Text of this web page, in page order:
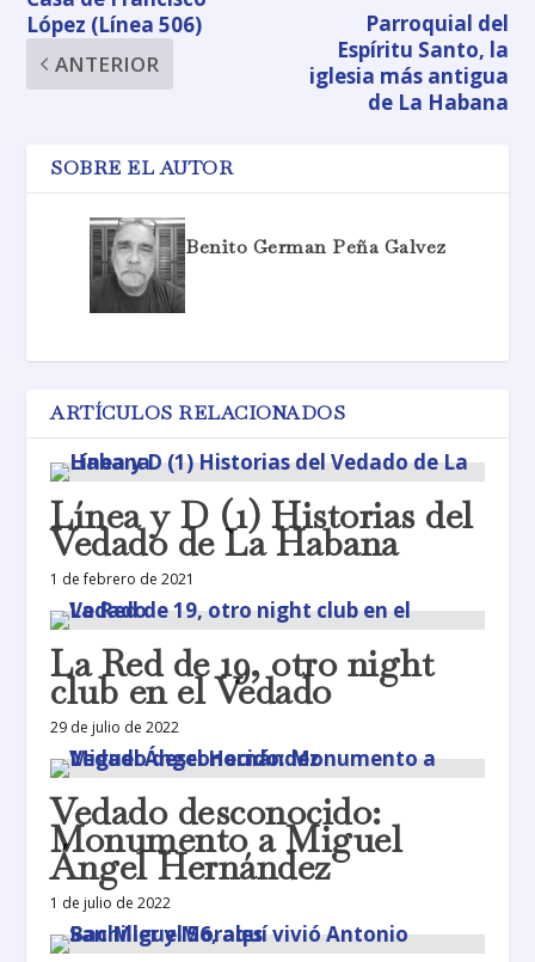
López (Línea 506)
ANTERIOR
Parroquial del
Espíritu Santo, la
iglesia más antigua
de La Habana
SOBRE EL AUTOR
Benito German Peña Galvez
ARTÍCULOS RELACIONADOS
Línea y D (1) Historias del
Vedado de La Habana
1 de febrero de 2021
La Red de 19, otro night
club en el Vedado
29 de julio de 2022
Vedado desconocido:
Monumento a Miguel
Ángel Hernández
1 de julio de 2022